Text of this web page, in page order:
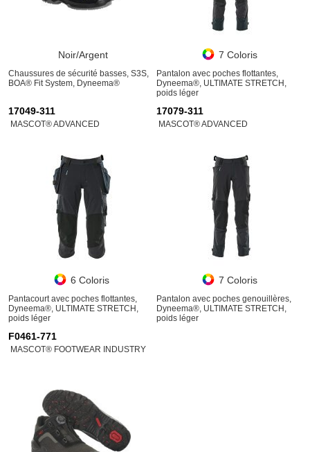
Noir/Argent
Chaussures de sécurité basses, S3S,
BOA® Fit System, Dyneema®
7 Coloris
Pantalon avec poches flottantes,
Dyneema®, ULTIMATE STRETCH,
poids léger
17049-311
MASCOT® ADVANCED
6 Coloris
Pantacourt avec poches flottantes,
Dyneema®, ULTIMATE STRETCH,
poids léger
17079-311
MASCOT® ADVANCED
7 Coloris
Pantalon avec poches genouillères,
Dyneema®, ULTIMATE STRETCH,
poids léger
F0461-771
MASCOT® FOOTWEAR INDUSTRY